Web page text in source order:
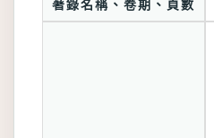
著錄名稱、卷期、頁數